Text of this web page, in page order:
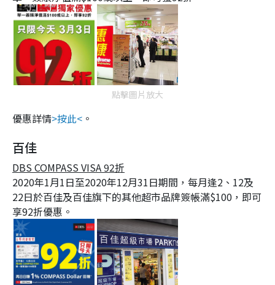
點擊圖片放大
優惠詳情>按此< 。
百佳
DBS COMPASS VISA 92折
2020年1月1日至2020年12月31日期間，每月逢2、12及
22日於百佳及百佳旗下的其他超市品牌簽帳滿$100，即可
享92折優惠。